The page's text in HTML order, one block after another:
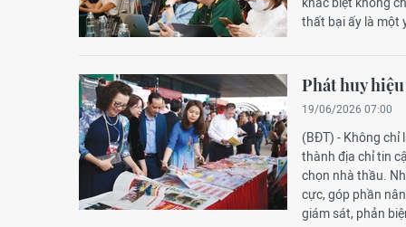
thất bại ấy là một
Phát huy
19/06/2026 07:00
(BĐT) - Không chỉ
thành địa chỉ tin
chọn nhà thầu.
cực, góp phần
giám sát, phản